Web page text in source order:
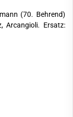
(70. Behrend)
Arcangioli. Ersatz: